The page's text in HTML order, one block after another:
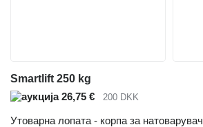
Smartlift 250 kg
26,75 €
200 DKK
Утоварна лопата - корпа за натоварувач